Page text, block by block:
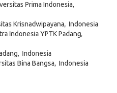
Prima Indonesia,
Krisnadwipayana, Indonesia
Indonesia YPTK Padang,
Indonesia
Bina Bangsa, Indonesia